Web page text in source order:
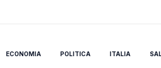
ECONOMIA POLITICA ITALIA